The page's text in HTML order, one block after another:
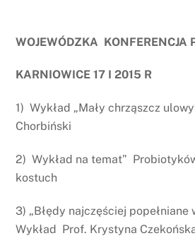
WOJEWÓDZKA KONFERENCJA
KARNIOWICE 17 I 2015 R
1) Wykład „Mały chrząszcz
Chorbiński
2) Wykład na temat”
kostuch
3) „Błędy najczęściej popełniane
Wykład Prof. Krystyna